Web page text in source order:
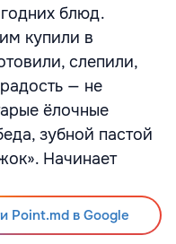
блюд.
купили в
слепили,
— не
ёлочные
зубной пастой
Начинает
Point.md в Google